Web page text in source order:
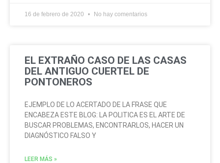
16 de febrero de 2020 No hay comentarios
EL EXTRAÑO CASO DE LAS CASAS
DEL ANTIGUO CUERTEL DE
PONTONEROS
EJEMPLO DE LO ACERTADO DE LA FRASE QUE
ENCABEZA ESTE BLOG: LA POLITICA ES EL ARTE DE
BUSCAR PROBLEMAS, ENCONTRARLOS, HACER UN
DIAGNÓSTICO FALSO Y
LEER MÁS »